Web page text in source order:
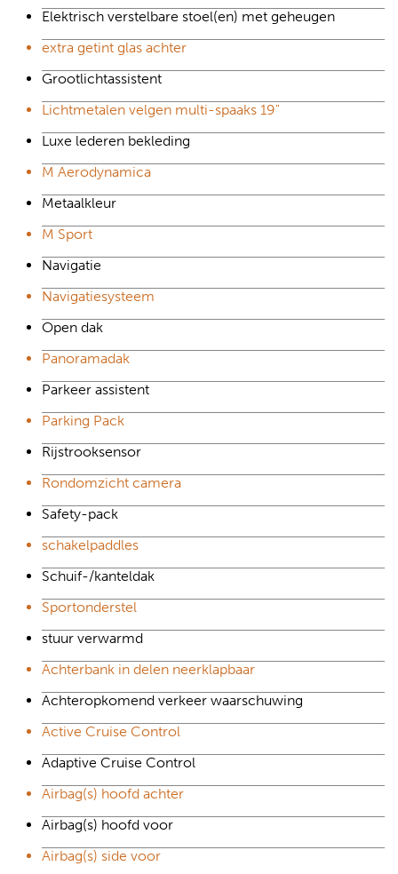
Elektrisch verstelbare stoel(en) met geheugen
extra getint glas achter
Grootlichtassistent
Lichtmetalen velgen multi-spaaks 19"
Luxe lederen bekleding
M Aerodynamica
Metaalkleur
M Sport
Navigatie
Navigatiesysteem
Open dak
Panoramadak
Parkeer assistent
Parking Pack
Rijstrooksensor
Rondomzicht camera
Safety-pack
schakelpaddles
Schuif-/kanteldak
Sportonderstel
stuur verwarmd
Achterbank in delen neerklapbaar
Achteropkomend verkeer waarschuwing
Active Cruise Control
Adaptive Cruise Control
Airbag(s) hoofd achter
Airbag(s) hoofd voor
Airbag(s) side voor